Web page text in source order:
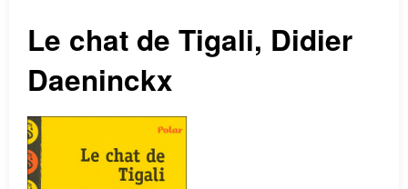
Le chat de Tigali, Didier
Daeninckx